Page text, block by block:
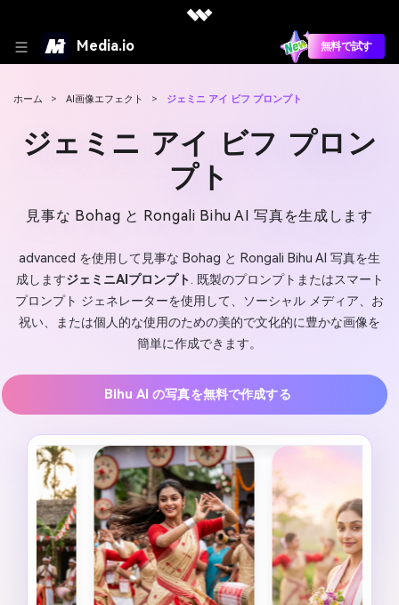
Media.io 無料で試す
ホーム > AI画像エフェクト > ジェミニ アイ ビフ プロンプト
ジェミニ アイ ビフ プロン
プト
見事な Bohag と Rongali Bihu AI 写真を生成します
advanced を使用して見事な Bohag と Rongali Bihu AI 写真を生
成しますジェミニAIプロンプト. 既製のプロンプトまたはスマート
プロンプト ジェネレーターを使用して、ソーシャル メディア、お
祝い、または個人的な使用のための美的で文化的に豊かな画像を
簡単に作成できます。
Bihu AI の写真を無料で作成する